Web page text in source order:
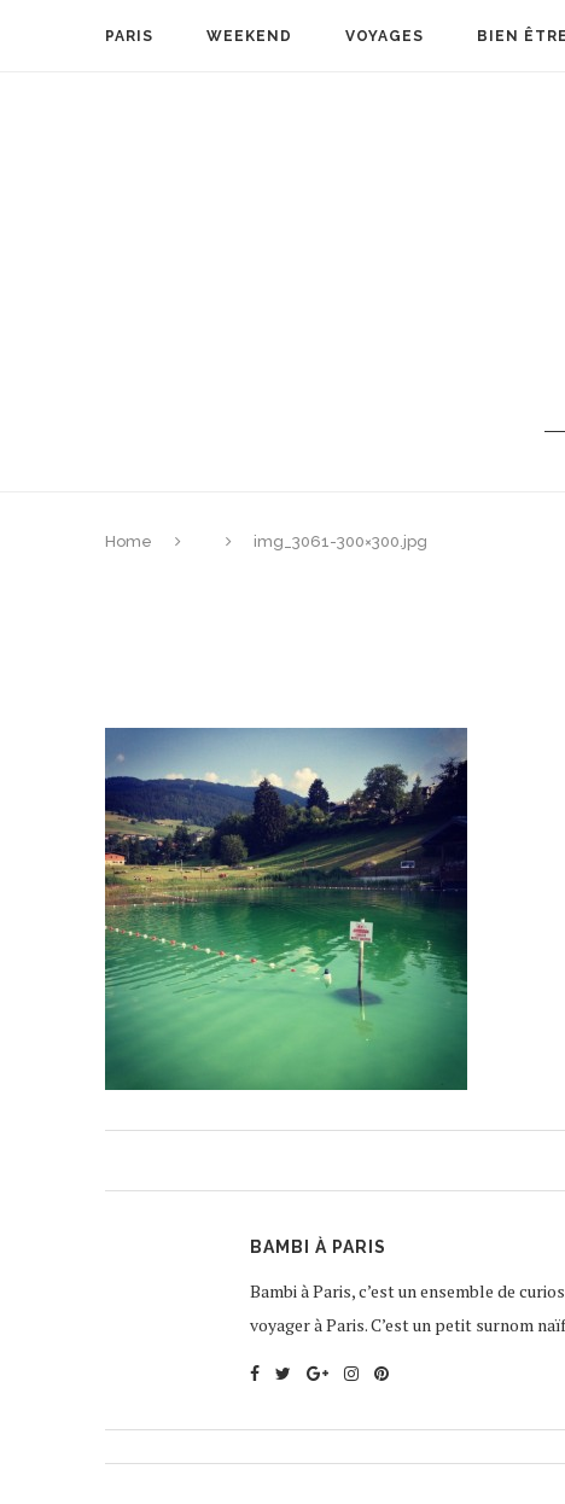
PARIS WEEKEND VOYAGES BIEN ÊTRE
Home img_3061-300×300.jpg
BAMBI À PARIS
Bambi à Paris, c’est un ensemble de
voyager à Paris. C’est un petit surnom